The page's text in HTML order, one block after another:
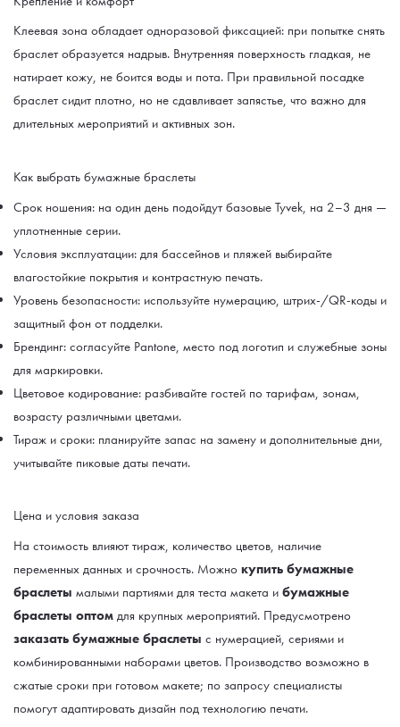
Клеевая зона обладает одноразовой фиксацией: при попытке снять
браслет образуется надрыв. Внутренняя поверхность гладкая, не
натирает кожу, не боится воды и пота. При правильной посадке
браслет сидит плотно, но не сдавливает запястье, что важно для
длительных мероприятий и активных зон.
Как выбрать бумажные браслеты
Срок ношения: на один день подойдут базовые Tyvek, на 2–3 дня —
уплотненные серии.
Условия эксплуатации: для бассейнов и пляжей выбирайте
влагостойкие покрытия и контрастную печать.
Уровень безопасности: используйте нумерацию, штрих-/QR-коды и
защитный фон от подделки.
Брендинг: согласуйте Pantone, место под логотип и служебные зоны
для маркировки.
Цветовое кодирование: разбивайте гостей по тарифам, зонам,
возрасту различными цветами.
Тираж и сроки: планируйте запас на замену и дополнительные дни,
учитывайте пиковые даты печати.
Цена и условия заказа
На стоимость влияют тираж, количество цветов, наличие
переменных данных и срочность. Можно купить бумажные
браслеты малыми партиями для теста макета и бумажные
браслеты оптом для крупных мероприятий. Предусмотрено
заказать бумажные браслеты с нумерацией, сериями и
комбинированными наборами цветов. Производство возможно в
сжатые сроки при готовом макете; по запросу специалисты
помогут адаптировать дизайн под технологию печати.